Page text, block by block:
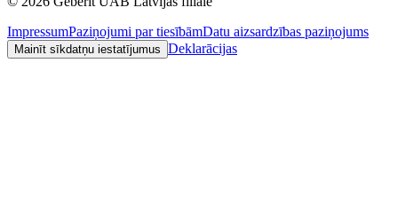
ImpressumPaziņojumi par tiesībāmDatu aizsardzības paziņojums
Mainīt sīkdatņu iestatījumus Deklarācijas